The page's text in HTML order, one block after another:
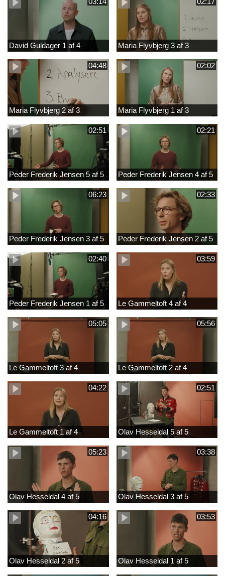
David Guldager 1 af 4 Maria Flyvbjerg 3 af 3
04:48
Maria Flyvbjerg 2 af 3
02:02
Maria Flyvbjerg 1 af 3
02:51
Peder Frederik Jensen 5 af 5
02:21
Peder Frederik Jensen 4 af 5
06:23
Peder Frederik Jensen 3 af 5
02:33
Peder Frederik Jensen 2 af 5
02:40
Peder Frederik Jensen 1 af 5
03:59
Le Gammeltoft 4 af 4
05:05
Le Gammeltoft 3 af 4
05:56
Le Gammeltoft 2 af 4
04:22
Le Gammeltoft 1 af 4
02:51
Olav Hesseldal 5 af 5
05:23
Olav Hesseldal 4 af 5
03:38
Olav Hesseldal 3 af 5
04:16
Olav Hesseldal 2 af 5
03:53
Olav Hesseldal 1 af 5